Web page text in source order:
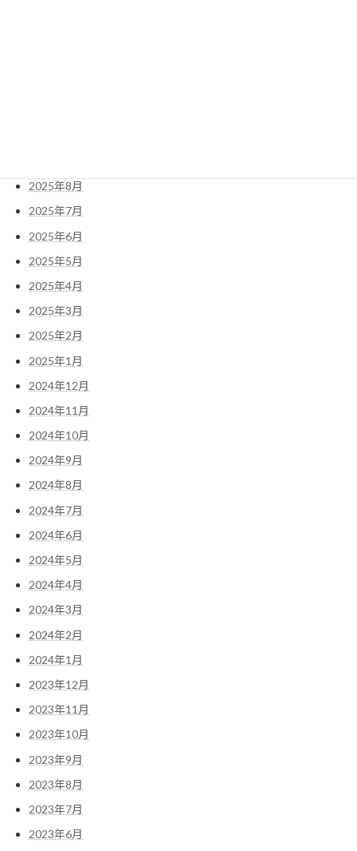
2025年8月
2025年7月
2025年6月
2025年5月
2025年4月
2025年3月
2025年2月
2025年1月
2024年12月
2024年11月
2024年10月
2024年9月
2024年8月
2024年7月
2024年6月
2024年5月
2024年4月
2024年3月
2024年2月
2024年1月
2023年12月
2023年11月
2023年10月
2023年9月
2023年8月
2023年7月
2023年6月